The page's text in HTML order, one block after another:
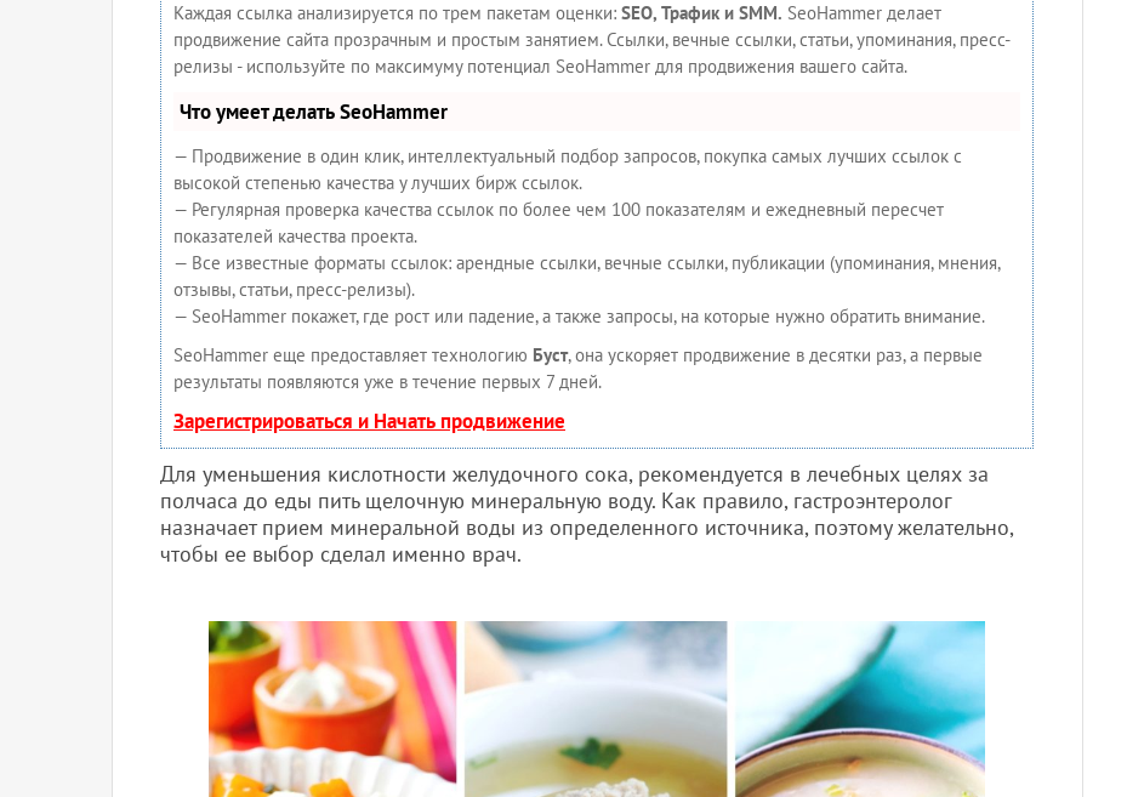
Каждая ссылка анализируется по трем пакетам оценки: SEO, Трафик и SMM. SeoHammer делает
продвижение сайта прозрачным и простым занятием. Ссылки, вечные ссылки, статьи, упоминания, пресс-
релизы - используйте по максимуму потенциал SeoHammer для продвижения вашего сайта.
Что умеет делать SeoHammer
— Продвижение в один клик, интеллектуальный подбор запросов, покупка самых лучших ссылок с
высокой степенью качества у лучших бирж ссылок.
— Регулярная проверка качества ссылок по более чем 100 показателям и ежедневный пересчет
показателей качества проекта.
— Все известные форматы ссылок: арендные ссылки, вечные ссылки, публикации (упоминания, мнения,
отзывы, статьи, пресс-релизы).
— SeoHammer покажет, где рост или падение, а также запросы, на которые нужно обратить внимание.
SeoHammer еще предоставляет технологию Буст, она ускоряет продвижение в десятки раз, а первые
результаты появляются уже в течение первых 7 дней.
Зарегистрироваться и Начать продвижение
Для уменьшения кислотности желудочного сока, рекомендуется в лечебных целях за
полчаса до еды пить щелочную минеральную воду. Как правило, гастроэнтеролог
назначает прием минеральной воды из определенного источника, поэтому желательно,
чтобы ее выбор сделал именно врач.